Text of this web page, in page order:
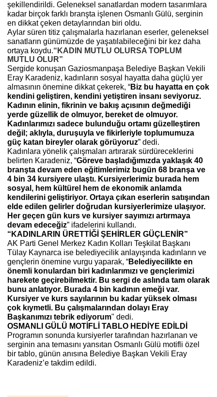
şekillendirildi. Geleneksel sanatlardan modern tasarımlara
kadar birçok farklı branşta işlenen Osmanlı Gülü, serginin
en dikkat çeken detaylarından biri oldu.
Aylar süren titiz çalışmalarla hazırlanan eserler, geleneksel
sanatların günümüzde de yaşatılabileceğini bir kez daha
ortaya koydu.“KADIN MUTLU OLURSA TOPLUM
MUTLU OLUR”
Sergide konuşan Gaziosmanpaşa Belediye Başkan Vekili
Eray Karadeniz, kadınların sosyal hayatta daha güçlü yer
almasının önemine dikkat çekerek, “Biz bu hayatta en çok
kendini geliştiren, kendini yetiştiren insanı seviyoruz.
Kadının elinin, fikrinin ve bakış açısının değmediği
yerde güzellik de olmuyor, bereket de olmuyor.
Kadınlarımızı sadece bulunduğu ortamı güzelleştiren
değil; aklıyla, duruşuyla ve fikirleriyle toplumumuza
güç katan bireyler olarak görüyoruz” dedi.
Kadınlara yönelik çalışmaları artırarak sürdüreceklerini
belirten Karadeniz, “Göreve başladığımızda yaklaşık 40
branşta devam eden eğitimlerimiz bugün 68 branşa ve
4 bin 34 kursiyere ulaştı. Kursiyerlerimiz burada hem
sosyal, hem kültürel hem de ekonomik anlamda
kendilerini geliştiriyor. Ortaya çıkan eserlerin satışından
elde edilen gelirler doğrudan kursiyerlerimize ulaşıyor.
Her geçen gün kurs ve kursiyer sayımızı artırmaya
devam edeceğiz” ifadelerini kullandı.
“KADINLARIN ÜRETTİĞİ ŞEHİRLER GÜÇLENİR”
AK Parti Genel Merkez Kadın Kolları Teşkilat Başkanı
Tülay Kaynarca ise belediyecilik anlayışında kadınların ve
gençlerin önemine vurgu yaparak, “Belediyecilikte en
önemli konulardan biri kadınlarımızı ve gençlerimizi
harekete geçirebilmektir. Bu sergi de aslında tam olarak
bunu anlatıyor. Burada 4 bin kadının emeği var.
Kursiyer ve kurs sayılarının bu kadar yüksek olması
çok kıymetli. Bu çalışmalarından dolayı Eray
Başkanımızı tebrik ediyorum" dedi.
OSMANLI GÜLÜ MOTİFLİ TABLO HEDİYE EDİLDİ
Programın sonunda kursiyerler tarafından hazırlanan ve
serginin ana temasını yansıtan Osmanlı Gülü motifli özel
bir tablo, günün anısına Belediye Başkan Vekili Eray
Karadeniz’e takdim edildi.